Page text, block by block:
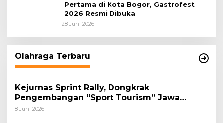
Pertama di Kota Bogor, Gastrofest
2026 Resmi Dibuka
28 Juni 2026
Olahraga Terbaru
Kejurnas Sprint Rally, Dongkrak
Pengembangan “Sport Tourism” Jawa
Tengah
8 Juni 2026